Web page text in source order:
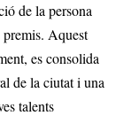
de la persona
Aquest
es consolida
de la ciutat i una
talents